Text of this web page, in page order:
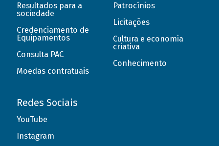
Resultados para a
sociedade
Credenciamento de
Equipamentos
Consulta PAC
Moedas contratuais
Patrocínios
Licitações
Cultura e economia
criativa
Conhecimento
Redes Sociais
YouTube
Instagram